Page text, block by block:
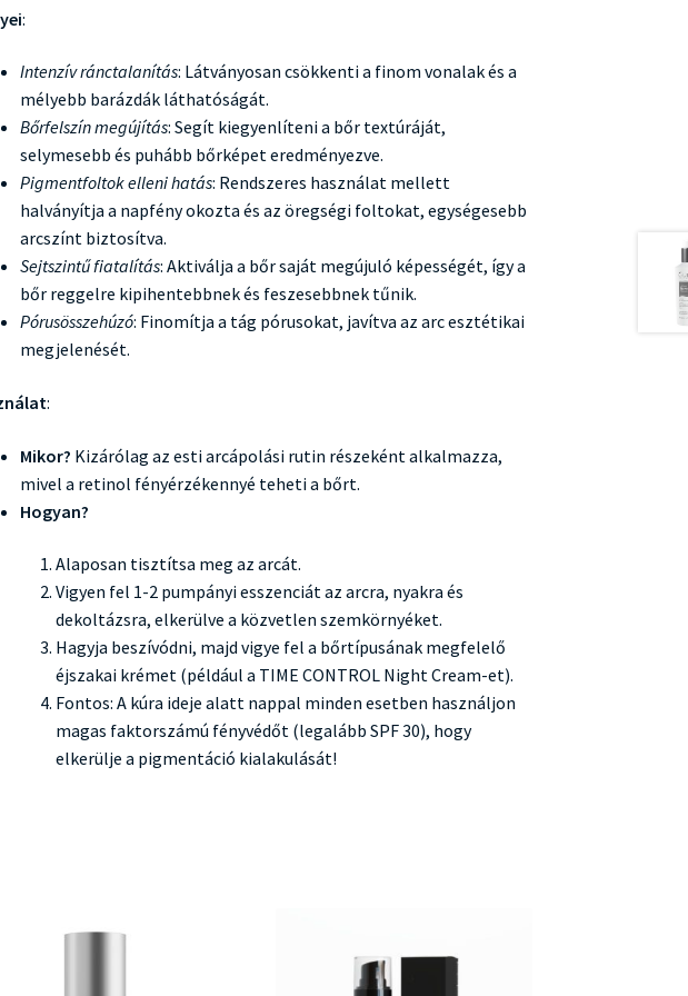
:
Intenzív ránctalanítás: Látványosan csökkenti a finom vonalak és a
mélyebb barázdák láthatóságát.
Bőrfelszín megújítás: Segít kiegyenlíteni a bőr textúráját,
selymesebb és puhább bőrképet eredményezve.
Pigmentfoltok elleni hatás: Rendszeres használat mellett
halványítja a napfény okozta és az öregségi foltokat, egységesebb
arcszínt biztosítva.
Sejtszintű fiatalítás: Aktiválja a bőr saját megújuló képességét, így a
bőr reggelre kipihentebbnek és feszesebbnek tűnik.
Pórusösszehúzó: Finomítja a tág pórusokat, javítva az arc esztétikai
megjelenését.
:
Mikor? Kizárólag az esti arcápolási rutin részeként alkalmazza,
mivel a retinol fényérzékennyé teheti a bőrt.
Hogyan?
Alaposan tisztítsa meg az arcát.
Vigyen fel 1-2 pumpányi esszenciát az arcra, nyakra és
dekoltázsra, elkerülve a közvetlen szemkörnyéket.
Hagyja beszívódni, majd vigye fel a bőrtípusának megfelelő
éjszakai krémet (például a TIME CONTROL Night Cream-et).
Fontos: A kúra ideje alatt nappal minden esetben használjon
magas faktorszámú fényvédőt (legalább SPF 30), hogy
elkerülje a pigmentáció kialakulását!